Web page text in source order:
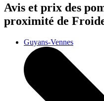
Avis et prix des
proximité de
Guyans-Vennes